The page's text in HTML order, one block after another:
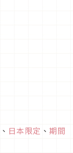
、 日本限定 、 期間